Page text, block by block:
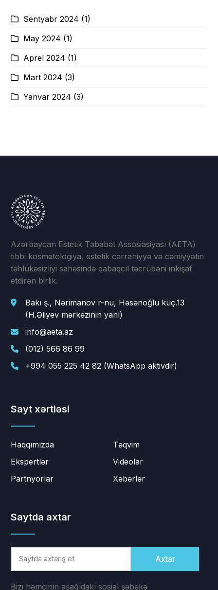
Sentyabr 2024 (1)
May 2024 (1)
Aprel 2024 (1)
Mart 2024 (3)
Yanvar 2024 (3)
Azərbaycan Estetik Təbabət Assosiasiyası (AETA)
tibbi kosmetologiya, estetik cərrahiyyə və cəmiyyətin
təhlükəsizliyi sahəsində qabaqcıl təcrübəni inkişaf
etdirən birlik.
Bakı ş., Nərimanov r-nu, Həsənoğlu küç.13
(H.Əliyev mərkəzinin yanı)
info@aeta.az
(012) 566 86 99
+994 055 225 42 82 (WhatsApp aktivdir)
Sayt xərtiəsi
Haqqımızda
Ekspertlər
Partnyorlar
Təqvim
Videolar
Xəbərlər
Saytda axtar
Axtar
Bizi həmçinin aşağıdakı sosial şəbəkə